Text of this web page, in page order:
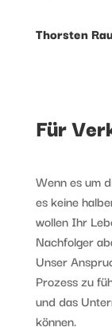
Thorsten
Für
Wenn es um
es keine
wollen Ihr
Nachfolger
Unser
Prozess zu
und das
können.